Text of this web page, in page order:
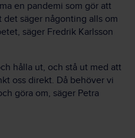
en pandemi som gör att
säger någonting alls om
säger Fredrik Karlsson
hålla ut, och stå ut med att
oss direkt. Då behöver vi
göra om, säger Petra